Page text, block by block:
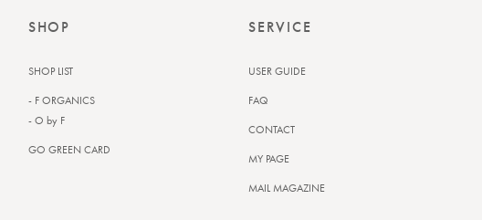
SHOP
SHOP LIST
- F ORGANICS
- O by F
GO GREEN CARD
SERVICE
USER GUIDE
FAQ
CONTACT
MY PAGE
MAIL MAGAZINE